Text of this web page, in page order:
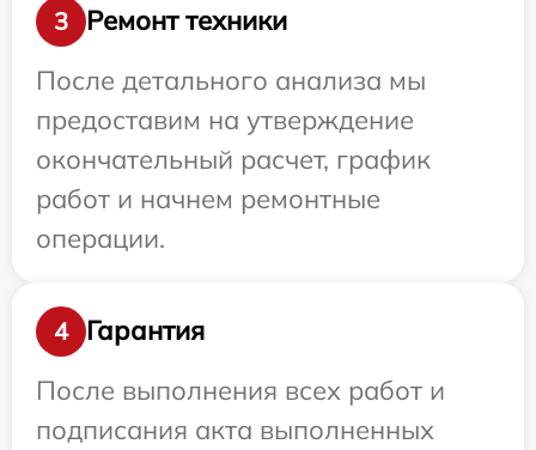
3
Ремонт техники
После детального анализа мы
предоставим на утверждение
окончательный расчет, график
работ и начнем ремонтные
операции.
4
Гарантия
После выполнения всех работ и
подписания акта выполненных